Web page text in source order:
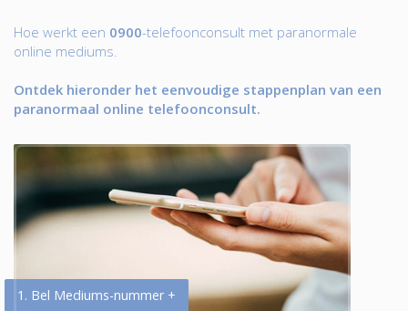
Hoe werkt een 0900-telefoonconsult met paranormale
online mediums.
Ontdek hieronder het eenvoudige stappenplan van een
paranormaal online telefoonconsult.
1. Bel Mediums-nummer +